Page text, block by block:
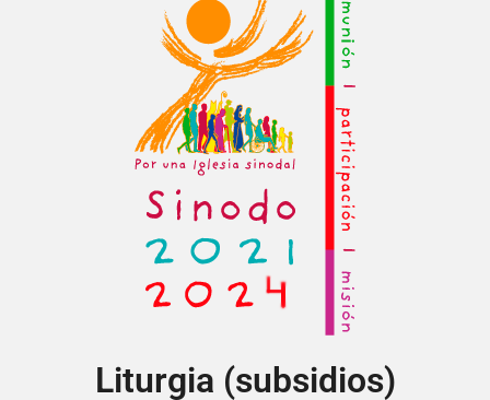
Liturgia (subsidios)